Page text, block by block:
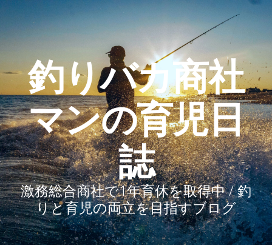
釣りバカ商社
マンの育児日
誌
激務総合商社で1年育休を取得中 / 釣
りと育児の両立を目指すブログ